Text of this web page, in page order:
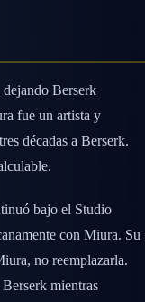
Berserk
fue un artista y
décadas a Berserk.
bajo el Studio
con Miura. Su
no reemplazarla.
mientras